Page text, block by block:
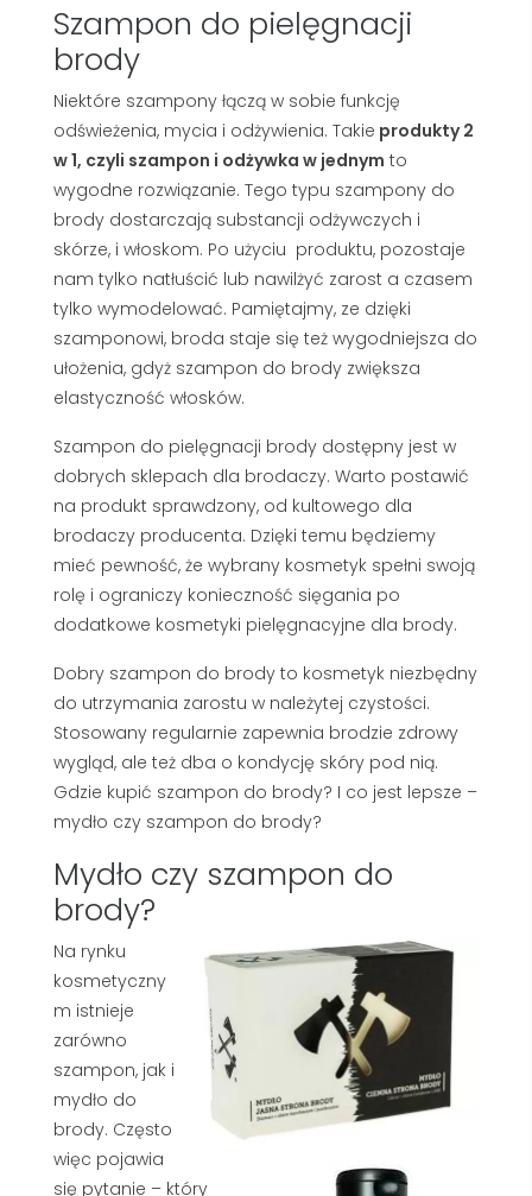
Szampon do pielęgnacji
brody
Niektóre szampony łączą w sobie funkcję
odświeżenia, mycia i odżywienia. Takie produkty 2
w 1, czyli szampon i odżywka w jednym to
wygodne rozwiązanie. Tego typu szampony do
brody dostarczają substancji odżywczych i
skórze, i włoskom. Po użyciu produktu, pozostaje
nam tylko natłuścić lub nawilżyć zarost a czasem
tylko wymodelować. Pamiętajmy, ze dzięki
szamponowi, broda staje się też wygodniejsza do
ułożenia, gdyż szampon do brody zwiększa
elastyczność włosków.
Szampon do pielęgnacji brody dostępny jest w
dobrych sklepach dla brodaczy. Warto postawić
na produkt sprawdzony, od kultowego dla
brodaczy producenta. Dzięki temu będziemy
mieć pewność, że wybrany kosmetyk spełni swoją
rolę i ograniczy konieczność sięgania po
dodatkowe kosmetyki pielęgnacyjne dla brody.
Dobry szampon do brody to kosmetyk niezbędny
do utrzymania zarostu w należytej czystości.
Stosowany regularnie zapewnia brodzie zdrowy
wygląd, ale też dba o kondycję skóry pod nią.
Gdzie kupić szampon do brody? I co jest lepsze –
mydło czy szampon do brody?
Mydło czy szampon do
brody?
Na rynku
kosmetyczny
m istnieje
zarówno
szampon, jak i
mydło do
brody. Często
więc pojawia
się pytanie – który